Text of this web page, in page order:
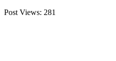
Post Views: 281